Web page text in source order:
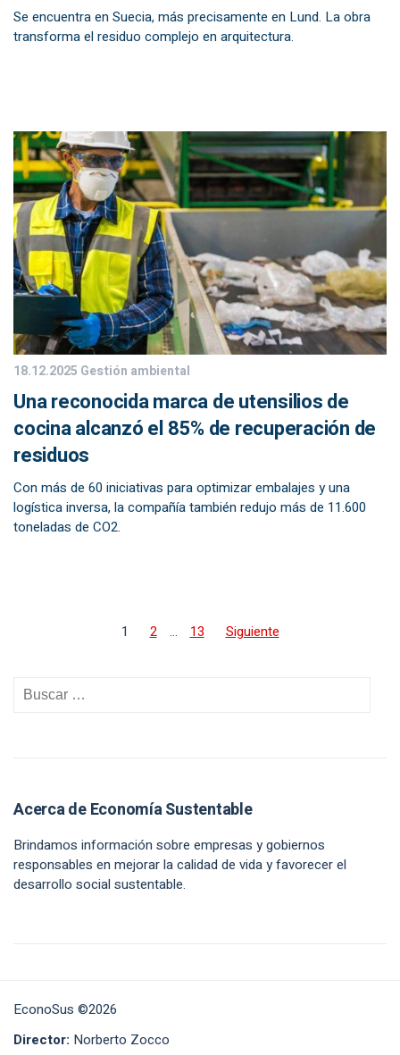
Se encuentra en Suecia, más precisamente en Lund. La obra
transforma el residuo complejo en arquitectura.
18.12.2025 Gestión ambiental
Una reconocida marca de utensilios de
cocina alcanzó el 85% de recuperación de
residuos
Con más de 60 iniciativas para optimizar embalajes y una
logística inversa, la compañía también redujo más de 11.600
toneladas de CO2.
1 2 … 13 Siguiente
Acerca de Economía Sustentable
Brindamos información sobre empresas y gobiernos
responsables en mejorar la calidad de vida y favorecer el
desarrollo social sustentable.
EconoSus ©2026
Director: Norberto Zocco